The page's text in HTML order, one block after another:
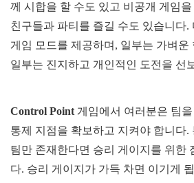
께 시합을 할 수도 있고 비공개 게임
친구들과 파티를 즐길 수도 있습니다.
게임 모드를 제공하며, 일부는 가벼운
일부는 진지하고 개인적인 도전을 선
Control Point게임에서 여러분은 팀을
통제 지점을 확보하고 지켜야 합니다.
팀만 존재한다면 승리 게이지를 위한
다. 승리 게이지가 가득 차면 이기게